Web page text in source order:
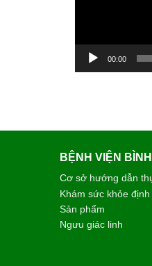
00:00
BỆNH VIỆN
Cơ sở hướng dẫn
Khám sức khỏe định
Sản phẩm
Ngưu giác linh